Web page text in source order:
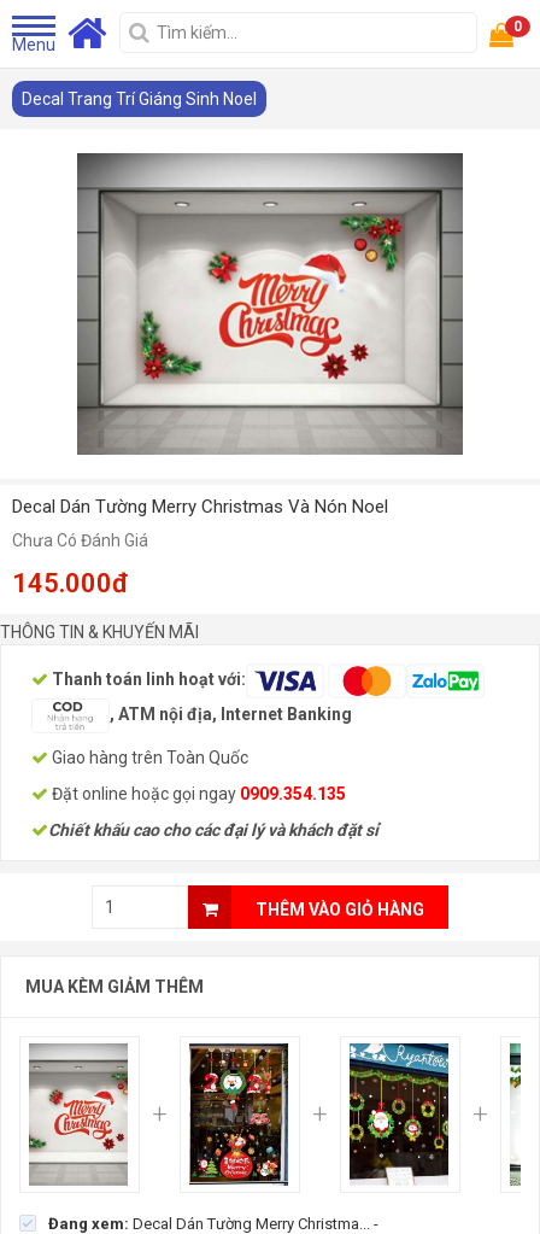
Menu
0
Decal Trang Trí Giáng Sinh Noel
Decal Dán Tường Merry Christmas Và Nón Noel
Chưa Có Đánh Giá
145.000đ
THÔNG TIN & KHUYẾN MÃI
Thanh toán linh hoạt với:
, ATM nội địa, Internet Banking
Giao hàng trên Toàn Quốc
Đặt online hoặc gọi ngay 0909.354.135
Chiết khấu cao cho các đại lý và khách đặt sỉ
THÊM VÀO GIỎ HÀNG
MUA KÈM GIẢM THÊM
Đang xem: Decal Dán Tường Merry Christma...
-